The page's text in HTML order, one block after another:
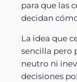
para que las
decidan
La idea que
sencilla pero
neutro ni
decisiones